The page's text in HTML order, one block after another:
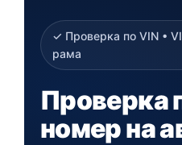
✓ Проверка по VIN •
рама
Проверка
номер на